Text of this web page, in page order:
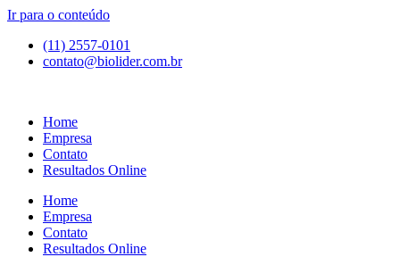
Ir para o conteúdo
(11) 2557-0101
contato@biolider.com.br
Home
Empresa
Contato
Resultados Online
Home
Empresa
Contato
Resultados Online